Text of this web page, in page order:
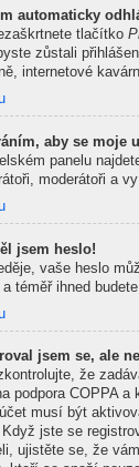
automaticky
tlačítko
zůstali
internetové
aby se moje
panelu
moderátoři a
jsem heslo!
vaše heslo
téměř ihned budete
jsem se, ale
že
podpora COPPA
musí být
jste se
ujistěte se, že